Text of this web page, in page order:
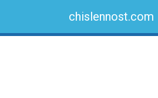
chislennost.com